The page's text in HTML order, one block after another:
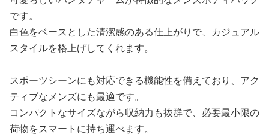
です。
白色をベースとした清潔感のある仕上がりで、カジュアル
スタイルを格上げしてくれます。
スポーツシーンにも対応できる機能性を備えており、アク
ティブなメンズにも最適です。
コンパクトなサイズながら収納力も抜群で、必要最小限の
荷物をスマートに持ち運べます。